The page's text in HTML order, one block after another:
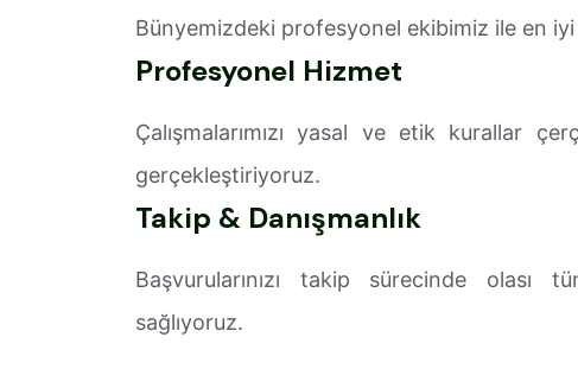
Bünyemizdeki profesyonel ekibimiz ile en
Profesyonel Hizmet
Çalışmalarımızı yasal ve etik kurallar
gerçekleştiriyoruz.
Takip & Danışmanlık
Başvurularınızı takip sürecinde olası
sağlıyoruz.